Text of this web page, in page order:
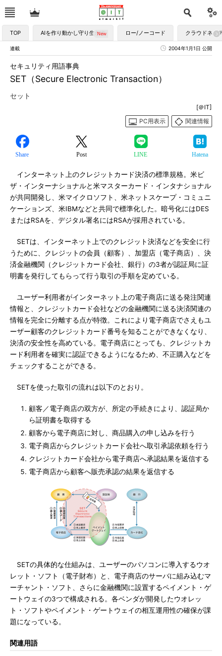
TOP AIを作り動かし守り生かす ロー/ノーコード クラウドネイ
連載 2004年1月1日 公開
SET（Secure Electronic Transaction）
セキュリティ用語事典
セット
[＠IT]
PC用表示
関連情報
Share Post LINE Hatena
インターネット上のクレジットカード決済の標準規格。米ビ
ザ・インターナショナルと米マスターカード・インタナショナル
が共同開発し、米マイクロソフト、米ネットスケープ・コミュニ
ケーションズ、米IBMなどと共同で標準化した。暗号化にはDES
またはRSAを、デジタル署名にはRSAが採用されている。
SETは、インターネット上でのクレジット決済などを安全に行
うために、クレジットの会員（顧客）、加盟店（電子商店）、決
済金融機関（クレジットカード会社、銀行）の3者が認証局に証
明書を発行してもらって行う取引の手順を定めている。
ユーザー利用者がインターネット上の電子商店に送る発注関連
情報と、クレジットカード会社などの金融機関に送る決済関連の
情報を完全に分離する点が特徴。これにより電子商店でさえもユ
ーザー顧客のクレジットカード番号を知ることができなくなり、
決済の安全性を高めている。電子商店にとっても、クレジットカ
ード利用者を確実に認証できるようになるため、不正購入などを
チェックすることができる。
SETを使った取引の流れは以下のとおり。
顧客／電子商店の双方が、所定の手続きにより、認証局か
ら証明書を取得する
顧客から電子商店に対し、商品購入の申し込みを行う
電子商店からクレジットカード会社へ取引承認依頼を行う
クレジットカード会社から電子商店へ承認結果を返信する
電子商店から顧客へ販売承認の結果を返信する
SETの具体的な仕組みは、ユーザーのパソコンに導入するウオ
レット・ソフト（電子財布）と、電子商店のサーバに組み込むマ
ーチャント・ソフト、さらに金融機関に設置するペイメント・ゲ
ートウェイの3つで構成される。各ベンダが開発したウオレッ
ト・ソフトやペイメント・ゲートウェイの相互運用性の確保が課
題になっている。
関連用語